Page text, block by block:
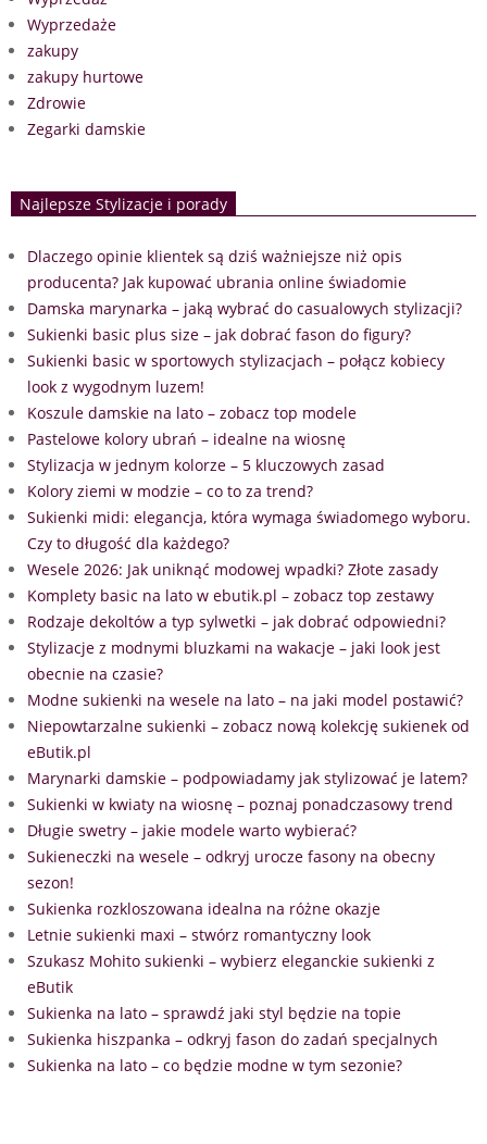
Wyprzedaże
zakupy
zakupy hurtowe
Zdrowie
Zegarki damskie
Najlepsze Stylizacje i porady
Dlaczego opinie klientek są dziś ważniejsze niż opis
producenta? Jak kupować ubrania online świadomie
Damska marynarka – jaką wybrać do casualowych stylizacji?
Sukienki basic plus size – jak dobrać fason do figury?
Sukienki basic w sportowych stylizacjach – połącz kobiecy
look z wygodnym luzem!
Koszule damskie na lato – zobacz top modele
Pastelowe kolory ubrań – idealne na wiosnę
Stylizacja w jednym kolorze – 5 kluczowych zasad
Kolory ziemi w modzie – co to za trend?
Sukienki midi: elegancja, która wymaga świadomego wyboru.
Czy to długość dla każdego?
Wesele 2026: Jak uniknąć modowej wpadki? Złote zasady
Komplety basic na lato w ebutik.pl – zobacz top zestawy
Rodzaje dekoltów a typ sylwetki – jak dobrać odpowiedni?
Stylizacje z modnymi bluzkami na wakacje – jaki look jest
obecnie na czasie?
Modne sukienki na wesele na lato – na jaki model postawić?
Niepowtarzalne sukienki – zobacz nową kolekcję sukienek od
eButik.pl
Marynarki damskie – podpowiadamy jak stylizować je latem?
Sukienki w kwiaty na wiosnę – poznaj ponadczasowy trend
Długie swetry – jakie modele warto wybierać?
Sukieneczki na wesele – odkryj urocze fasony na obecny
sezon!
Sukienka rozkloszowana idealna na różne okazje
Letnie sukienki maxi – stwórz romantyczny look
Szukasz Mohito sukienki – wybierz eleganckie sukienki z
eButik
Sukienka na lato – sprawdź jaki styl będzie na topie
Sukienka hiszpanka – odkryj fason do zadań specjalnych
Sukienka na lato – co będzie modne w tym sezonie?